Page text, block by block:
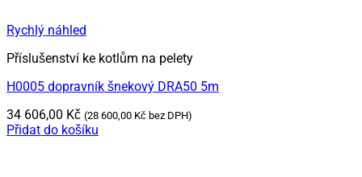
Rychlý náhled
Příslušenství ke kotlům na pelety
H0005 dopravník šnekový DRA50 5m
34 606,00 Kč (28 600,00 Kč bez DPH)
Přidat do košíku